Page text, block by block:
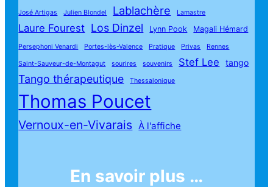
José Artigas Julien Blondel Lablachère Lamastre
Laure Fourest Los Dinzel Lynn Pook Magali Hémard
Persephoni Venardi Portes-lès-Valence Pratique Privas Rennes
Saint-Sauveur-de-Montagut sourires souvenirs Stef Lee tango
Tango thérapeutique Thessalonique
Thomas Poucet
Vernoux-en-Vivarais À l'affiche
En savoir plus …